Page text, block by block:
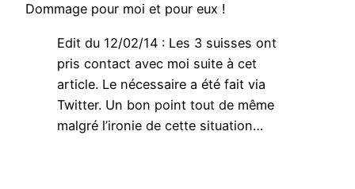
Dommage pour moi et pour eux !
Edit du 12/02/14 : Les 3 suisses ont
pris contact avec moi suite à cet
article. Le nécessaire a été fait via
Twitter. Un bon point tout de même
malgré l’ironie de cette situation…